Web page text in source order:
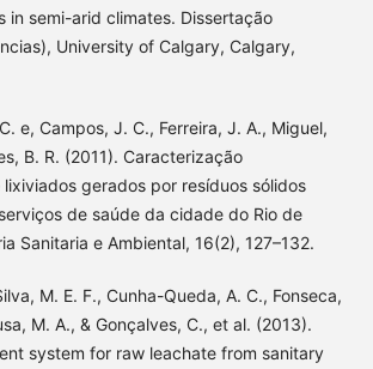
in semi-arid climates. Dissertação
University of Calgary, Calgary,
e, Campos, J. C., Ferreira, J. A., Miguel,
B. R. (2011). Caracterização
gerados por resíduos sólidos
de saúde da cidade do Rio de
Sanitaria e Ambiental, 16(2), 127–132.
M. E. F., Cunha-Queda, A. C., Fonseca,
M. A., & Gonçalves, C., et al. (2013).
system for raw leachate from sanitary